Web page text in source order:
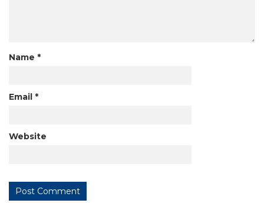
Name *
Email *
Website